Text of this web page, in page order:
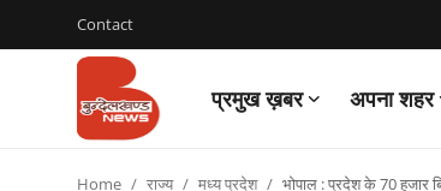
Contact
प्रमुख ख़बर अपना शहर
Login
Home राज्य मध्य प्रदेश भोपाल : प्रदेश के 70 हजार